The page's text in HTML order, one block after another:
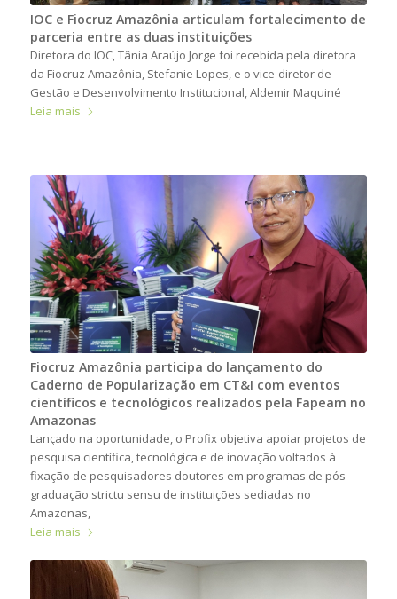
IOC e Fiocruz Amazônia articulam fortalecimento de
parceria entre as duas instituições
Diretora do IOC, Tânia Araújo Jorge foi recebida pela diretora
da Fiocruz Amazônia, Stefanie Lopes, e o vice-diretor de
Gestão e Desenvolvimento Institucional, Aldemir Maquiné
Leia mais
Fiocruz Amazônia participa do lançamento do
Caderno de Popularização em CT&I com eventos
científicos e tecnológicos realizados pela Fapeam no
Amazonas
Lançado na oportunidade, o Profix objetiva apoiar projetos de
pesquisa científica, tecnológica e de inovação voltados à
fixação de pesquisadores doutores em programas de pós-
graduação strictu sensu de instituições sediadas no
Amazonas,
Leia mais